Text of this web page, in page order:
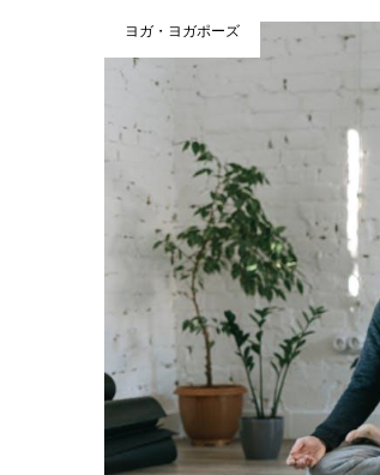
ヨガ・ヨガポーズ